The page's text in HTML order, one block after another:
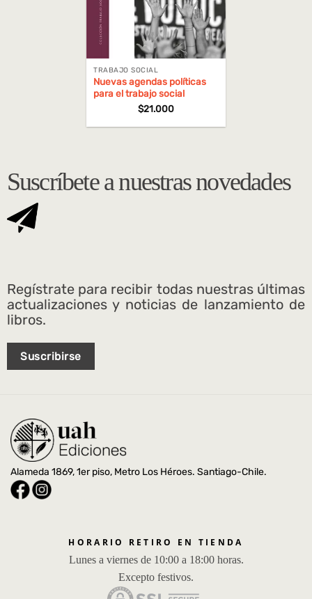
TRABAJO SOCIAL
Nuevas agendas políticas
para el trabajo social
$21.000
Suscríbete a nuestras novedades
Regístrate para recibir todas nuestras últimas
actualizaciones y noticias de lanzamiento de
libros.
Suscribirse
Alameda 1869, 1er piso, Metro Los Héroes. Santiago-Chile.
HORARIO RETIRO EN TIENDA
Lunes a viernes de 10:00 a 18:00 horas.
Excepto festivos.